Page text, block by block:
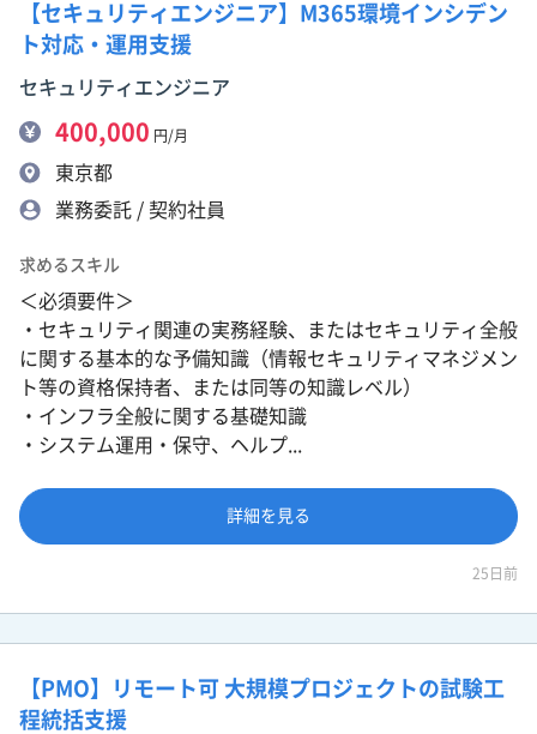
【セキュリティエンジニア】M365環境インシデン
ト対応・運用支援
セキュリティエンジニア
400,000 円/月
東京都
業務委託 / 契約社員
求めるスキル
＜必須要件＞
・セキュリティ関連の実務経験、またはセキュリティ全般
に関する基本的な予備知識（情報セキュリティマネジメン
ト等の資格保持者、または同等の知識レベル）
・インフラ全般に関する基礎知識
・システム運用・保守、ヘルプ...
詳細を見る
25日前
【PMO】リモート可 大規模プロジェクトの試験工
程統括支援